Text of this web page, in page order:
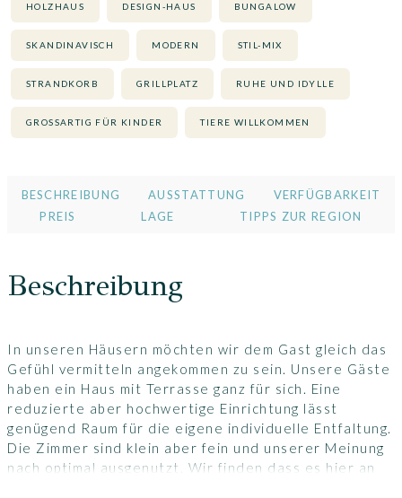
HOLZHAUS DESIGN-HAUS BUNGALOW
SKANDINAVISCH MODERN STIL-MIX
STRANDKORB GRILLPLATZ RUHE UND IDYLLE
GROSSARTIG FÜR KINDER TIERE WILLKOMMEN
BESCHREIBUNG AUSSTATTUNG
VERFÜGBARKEIT
PREIS
LAGE TIPPS ZUR REGION
Beschreibung
In unseren Häusern möchten wir dem Gast gleich das
Gefühl vermitteln angekommen zu sein. Unsere Gäste
haben ein Haus mit Terrasse ganz für sich. Eine
reduzierte aber hochwertige Einrichtung lässt
genügend Raum für die eigene individuelle Entfaltung.
Die Zimmer sind klein aber fein und unserer Meinung
nach optimal ausgenutzt. Wir finden dass es hier an